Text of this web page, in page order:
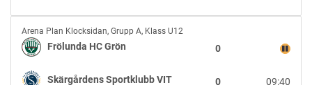
Vit
Frölunda
HC
Grön
vs
Arena Plan Klocksidan, Grupp A, Klass U12
Frölunda HC Grön 0
Skärgårdens Sportklubb VIT 09:40
0